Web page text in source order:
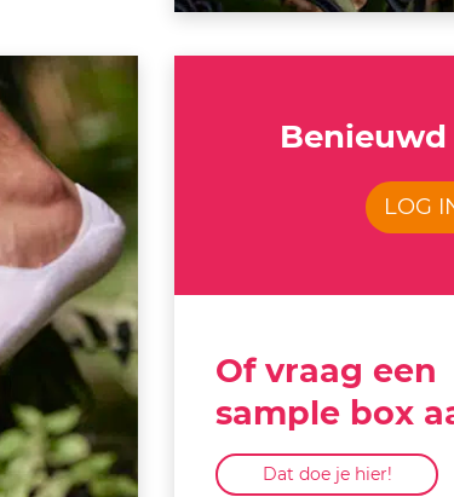
Benieuwd
LOG
Of vraag een
sample box
Dat doe je hier!